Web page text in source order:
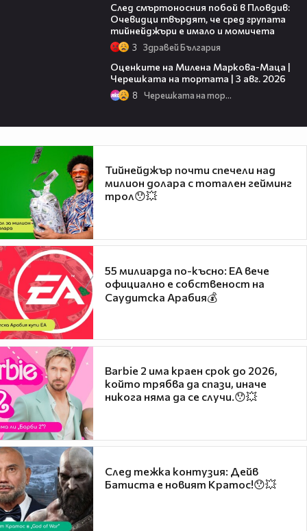
След смъртоносния побой в Пловдив:
Очевидци твърдят, че сред групата
тийнейджъри е имало и момичета
3 Здравей България
Оценките на Милена Маркова-Маца |
Черешката на тортата | 3 авг. 2026
8 Черешката на тортата
Тийнейджър почти спечели над
милион долара с тотален гейминг
трол😯💥
55 милиарда по-късно: EA вече
официално е собственост на
Саудитска Арабия💰
Barbie 2 има краен срок до 2026,
който трябва да спази, иначе
никога няма да се случи.😯💥
След тежка контузия: Дейв
Батиста е новият Кратос!😯💥